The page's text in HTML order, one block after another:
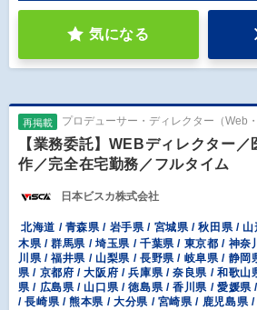
気になる
再掲載 プロデューサー・ディレクター（Web
【業務委託】WEBディレクター／
作／完全在宅勤務／フルタイム
日本ビスカ株式会社
北海道 / 青森県 / 岩手県 / 宮城県 / 秋田県 /
木県 / 群馬県 / 埼玉県 / 千葉県 / 東京都 / 神奈
川県 / 福井県 / 山梨県 / 長野県 / 岐阜県 / 静岡
県 / 京都府 / 大阪府 / 兵庫県 / 奈良県 / 和歌山
県 / 広島県 / 山口県 / 徳島県 / 香川県 / 愛媛県
/ 長崎県 / 熊本県 / 大分県 / 宮崎県 / 鹿児島県